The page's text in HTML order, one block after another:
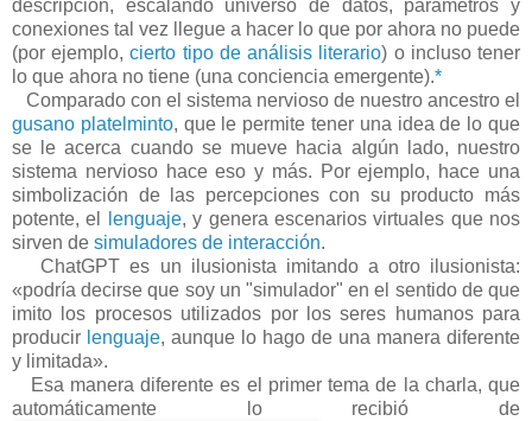
descripción, escalando universo de datos, parámetros y
conexiones tal vez llegue a hacer lo que por ahora no puede
(por ejemplo,cierto tipo de análisis literario) o incluso tener
lo que ahora no tiene (una conciencia emergente).*
Comparado con el sistema nervioso de nuestro ancestro el
gusano platelminto, que le permite tener una idea de lo que
se le acerca cuando se mueve hacia algún lado, nuestro
sistema nervioso hace eso y más. Por ejemplo, hace una
simbolización de las percepciones con su producto más
potente, el
lenguaje, y genera escenarios virtuales que nos
sirven de simuladores de interacción.
ChatGPT es un ilusionista imitando a otro ilusionista:
«podría decirse que soy un "simulador" en el sentido de que
imito los procesos utilizados por los seres humanos para
producir lenguaje, aunque lo hago de una manera diferente
y limitada».
Esa manera diferente es el primer tema de la charla, que
automáticamente lo recibió de